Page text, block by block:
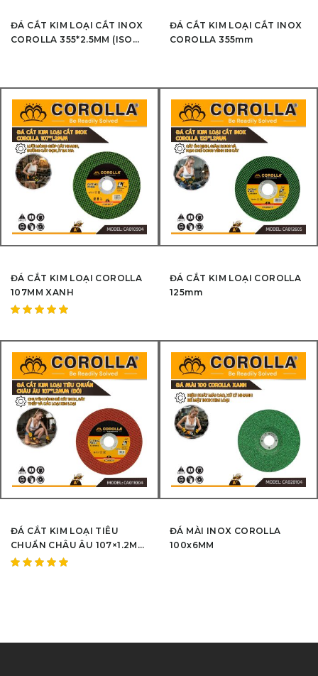
ĐÁ CẮT KIM LOẠI CẮT INOX
COROLLA 355*2.5MM (ISO
ĐÁ CẮT KIM LOẠI CẮT INOX
COROLLA 355mm
ĐÁ CẮT KIM LOẠI COROLLA
107MM XANH
5.005
sao
ĐÁ CẮT KIM LOẠI COROLLA
125mm
ĐÁ CẮT KIM LOẠI TIÊU
CHUẨN CHÂU ÂU 107×1.2MM
(ĐỎ)
ĐÁ MÀI INOX COROLLA
100x6MM